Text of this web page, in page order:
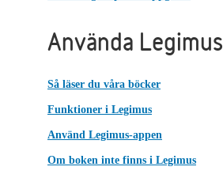
Använda Legimus
Så läser du våra böcker
Funktioner i Legimus
Använd Legimus-appen
Om boken inte finns i Legimus